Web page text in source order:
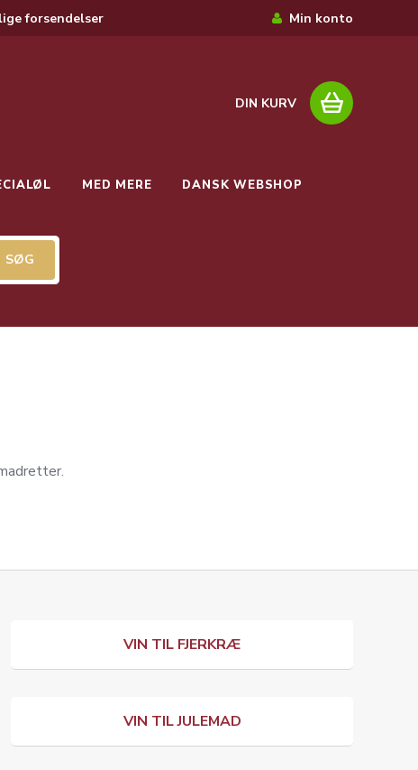
forsendelser Min konto
DIN KURV
MED MERE DANSK WEBSHOP
VIN TIL FJERKRÆ
VIN TIL JULEMAD